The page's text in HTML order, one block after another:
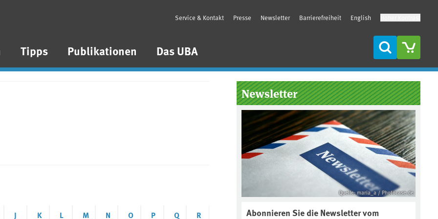
Tipps Publikationen Das UBA
Service & Kontakt Presse Newsletter Barrierefreiheit English
Suche
J K L M N O P Q R
Seitenleiste
Newsletter
Quelle: maria_a / Photocase.de
Abonnieren Sie die Newsletter vom